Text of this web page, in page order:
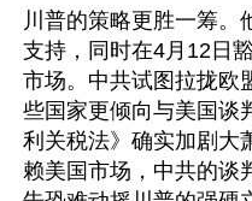
川普的策略更胜一筹。
支持，同时在4月12日
市场。中共试图拉拢欧
些国家更倾向与美国谈
利关税法》确实加剧大
赖美国市场，中共的谈